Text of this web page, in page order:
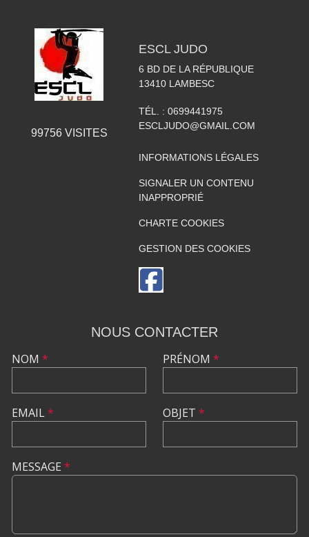
99756VISITES
ESCL JUDO
6 BD DE LA RÉPUBLIQUE
13410 LAMBESC
TÉL. : 0699441975
ESCLJUDO@GMAIL.COM
INFORMATIONS LÉGALES
SIGNALER UN CONTENU
INAPPROPRIÉ
CHARTE COOKIES
GESTION DES COOKIES
NOUS CONTACTER
NOM *
EMAIL*
PRÉNOM *
OBJET *
MESSAGE *